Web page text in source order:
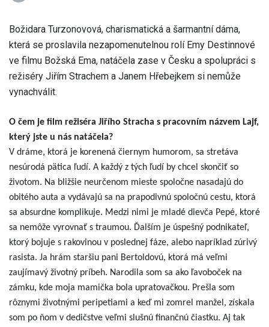
Božidara Turzonovová, charismatická a šarmantní dáma,
která se proslavila nezapomenutelnou rolí Emy Destinnové
ve filmu Božská Ema, natáčela zase v Česku a spolupráci s
režiséry Jiřím Strachem a Janem Hřebejkem si nemůže
vynachválit.
O čem je film režiséra Jiřího Stracha s pracovním názvem Lajf,
který jste u nás natáčela?
V dráme, ktorá je korenená čiernym humorom, sa stretáva
nesúrodá pätica ľudí. A každý z tých ľudí by chcel skončiť so
životom. Na bližšie neurčenom mieste spoločne nasadajú do
obitého auta a vydávajú sa na prapodivnú spoločnú cestu, ktorá
sa absurdne komplikuje. Medzi nimi je mladé dievča Pepé, ktoré
sa nemôže vyrovnať s traumou. Ďalším je úspešný podnikateľ,
ktorý bojuje s rakovinou v poslednej fáze, alebo napríklad zúrivý
rasista. Ja hrám staršiu pani Bertoldovú, ktorá má veľmi
zaujímavý životný príbeh. Narodila som sa ako ľavoboček na
zámku, kde moja mamička bola upratovačkou. Prešla som
rôznymi životnými peripetiami a keď mi zomrel manžel, získala
som po ňom v dedičstve veľmi slušnú finančnú čiastku. Aj tak